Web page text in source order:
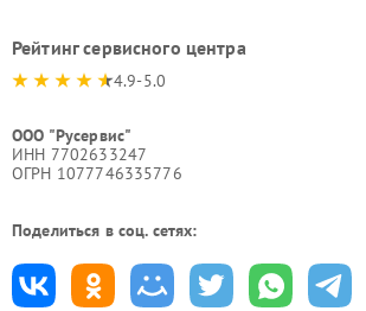
Рейтинг сервисного центра
4.9-5.0
ООО "Русервис"
ИНН 7702633247
ОГРН 1077746335776
Поделиться в соц. сетях: